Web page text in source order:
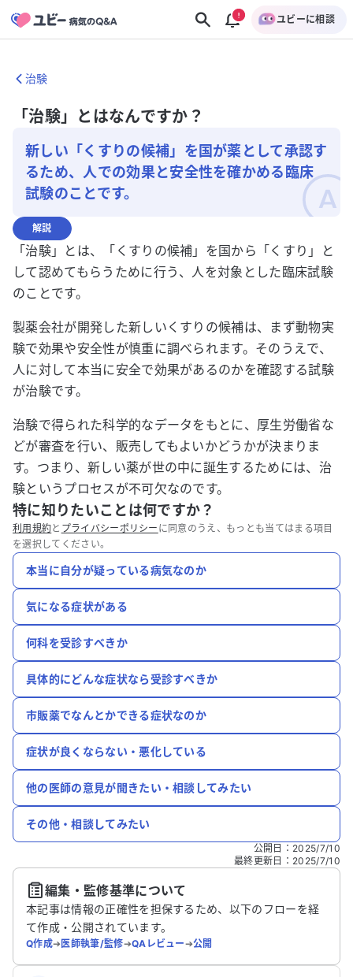
ユビーに相談
治験
「治験」とはなんですか？
新しい「くすりの候補」を国が薬として承認す
るため、人での効果と安全性を確かめる臨床
試験のことです。
解説
「治験」とは、「くすりの候補」を国から「くすり」と
して認めてもらうために行う、人を対象とした臨床試験
のことです。
製薬会社が開発した新しいくすりの候補は、まず動物実
験で効果や安全性が慎重に調べられます。そのうえで、
人に対して本当に安全で効果があるのかを確認する試験
が治験です。
治験で得られた科学的なデータをもとに、厚生労働省な
どが審査を行い、販売してもよいかどうかが決まりま
す。つまり、新しい薬が世の中に誕生するためには、治
験というプロセスが不可欠なのです。
特に知りたいことは何ですか？
利用規約と プライバシーポリシー に同意のうえ、もっとも当てはまる項目
を選択してください。
本当に自分が疑っている病気なのか
気になる症状がある
何科を受診すべきか
具体的にどんな症状なら受診すべきか
市販薬でなんとかできる症状なのか
症状が良くならない・悪化している
他の医師の意見が聞きたい・相談してみたい
その他・相談してみたい
公開日 ： 2025/7/10
最終更新日 ： 2025/7/10
編集・監修基準について
本記事は情報の正確性を担保するため、以下のフローを経
て作成・公開されています。
Q作成➔医師執筆/監修➔QAレビュー➔公開